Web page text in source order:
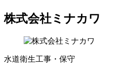
株式会社ミナカワ
水道衛生工事・保守